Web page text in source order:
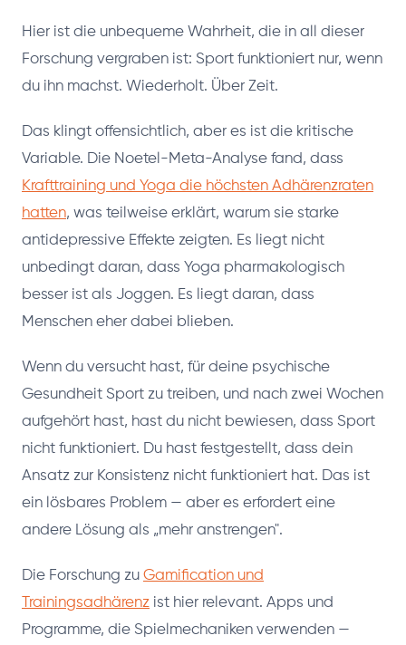
Hier ist die unbequeme Wahrheit, die in all dieser
Forschung vergraben ist: Sport funktioniert nur, wenn
du ihn machst. Wiederholt. Über Zeit.
Das klingt offensichtlich, aber es ist die kritische
Variable. Die Noetel-Meta-Analyse fand, dass
Krafttraining und Yoga die höchsten Adhärenzraten
hatten, was teilweise erklärt, warum sie starke
antidepressive Effekte zeigten. Es liegt nicht
unbedingt daran, dass Yoga pharmakologisch
besser ist als Joggen. Es liegt daran, dass
Menschen eher dabei blieben.
Wenn du versucht hast, für deine psychische
Gesundheit Sport zu treiben, und nach zwei Wochen
aufgehört hast, hast du nicht bewiesen, dass Sport
nicht funktioniert. Du hast festgestellt, dass dein
Ansatz zur Konsistenz nicht funktioniert hat. Das ist
ein lösbares Problem — aber es erfordert eine
andere Lösung als „mehr anstrengen".
Die Forschung zu Gamification und
Trainingsadhärenz ist hier relevant. Apps und
Programme, die Spielmechaniken verwenden —